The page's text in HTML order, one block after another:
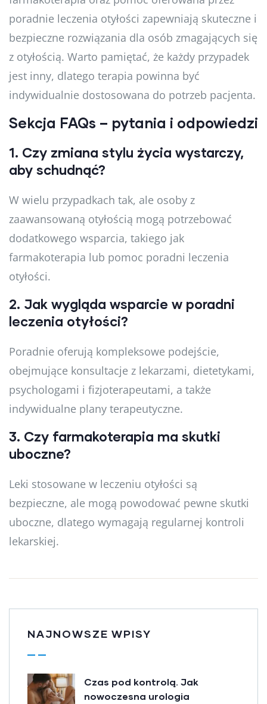
poradnie leczenia otyłości zapewniają skuteczne i
bezpieczne rozwiązania dla osób zmagających się
z otyłością. Warto pamiętać, że każdy przypadek
jest inny, dlatego terapia powinna być
indywidualnie dostosowana do potrzeb pacjenta.
Sekcja FAQs – pytania i odpowiedzi
1. Czy zmiana stylu życia wystarczy,
aby schudnąć?
W wielu przypadkach tak, ale osoby z
zaawansowaną otyłością mogą potrzebować
dodatkowego wsparcia, takiego jak
farmakoterapia lub pomoc poradni leczenia
otyłości.
2. Jak wygląda wsparcie w poradni
leczenia otyłości?
Poradnie oferują kompleksowe podejście,
obejmujące konsultacje z lekarzami, dietetykami,
psychologami i fizjoterapeutami, a także
indywidualne plany terapeutyczne.
3. Czy farmakoterapia ma skutki
uboczne?
Leki stosowane w leczeniu otyłości są
bezpieczne, ale mogą powodować pewne skutki
uboczne, dlatego wymagają regularnej kontroli
lekarskiej.
NAJNOWSZE WPISY
Czas pod kontrolą. Jak
nowoczesna urologia